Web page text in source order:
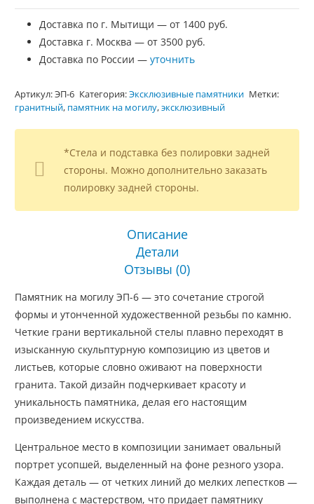
Доставка по г. Мытищи — от 1400 руб.
Доставка г. Москва — от 3500 руб.
Доставка по России — уточнить
Артикул:ЭП-6 Категория:Эксклюзивные памятники Метки:
гранитный, памятник на могилу,эксклюзивный
*Стела и подставка без полировки задней
стороны. Можно дополнительно заказать
полировку задней стороны.
Описание
Детали
Отзывы (0)
Памятник на могилу ЭП-6 — это сочетание строгой
формы и утонченной художественной резьбы по камню.
Четкие грани вертикальной стелы плавно переходят в
изысканную скульптурную композицию из цветов и
листьев, которые словно оживают на поверхности
гранита. Такой дизайн подчеркивает красоту и
уникальность памятника, делая его настоящим
произведением искусства.
Центральное место в композиции занимает овальный
портрет усопшей, выделенный на фоне резного узора.
Каждая деталь — от четких линий до мелких лепестков —
выполнена с мастерством, что придает памятнику